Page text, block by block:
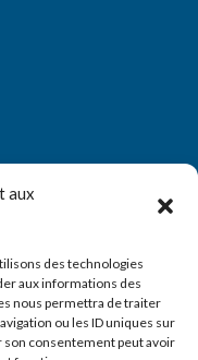
aux
des technologies
aux informations des
nous permettra de traiter
ou les ID uniques sur
son consentement peut avoir